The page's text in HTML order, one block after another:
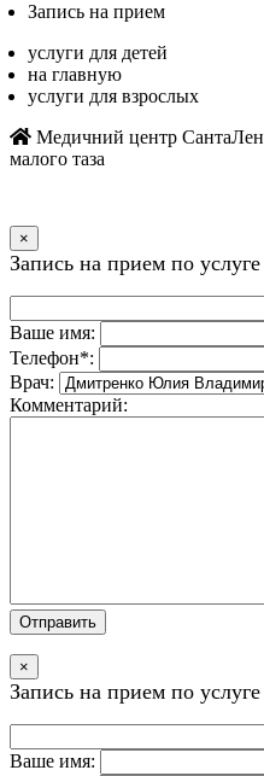
Запись на прием
услуги для детей
на главную
услуги для взрослых
Медичний центр СантаЛен
малого таза
×
Запись на прием по услуге
Ваше имя:
Телефон*:
Врач:
Комментарий:
×
Запись на прием по услуге
Ваше имя: